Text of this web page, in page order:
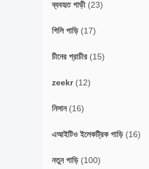
ব্যবহৃত গাড়ী (23)
গিলি গাড়ি (17)
চীনের প্রাচীর (15)
zeekr(12)
নিসান(16)
এআইটিও ইলেকট্রিক গাড়ি (16)
নতুন গাড়ি (100)